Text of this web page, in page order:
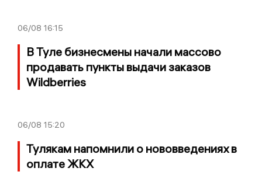
06/08 16:15
В Туле бизнесмены начали массово
продавать пункты выдачи заказов
Wildberries
06/08 15:20
Тулякам напомнили о нововведениях в
оплате ЖКХ